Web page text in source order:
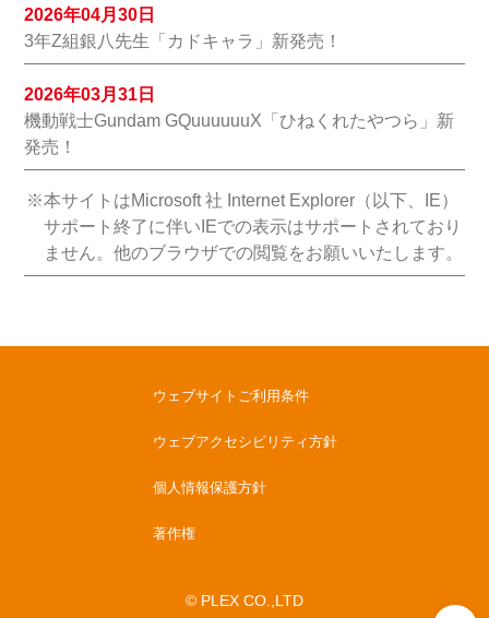
2026年04月30日
3年Z組銀八先生「カドキャラ」新発売！
2026年03月31日
機動戦士Gundam GQuuuuuuX「ひねくれたやつら」新
発売！
※本サイトはMicrosoft 社 Internet Explorer（以下、IE）
サポート終了に伴いIEでの表示はサポートされており
ません。他のブラウザでの閲覧をお願いいたします。
ウェブサイトご利用条件
ウェブアクセシビリティ方針
個人情報保護方針
著作権
© PLEX CO.,LTD